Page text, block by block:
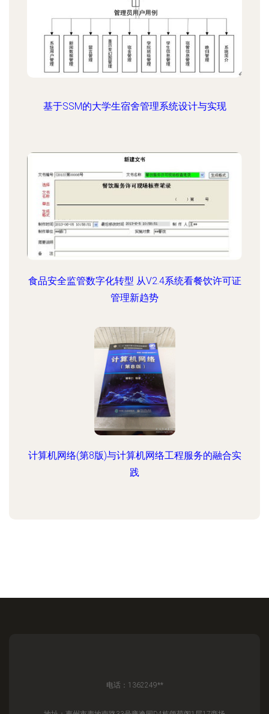
基于SSM的大学生宿舍管理系统设计与实现
食品安全监管数字化转型 从V2.4系统看餐饮许可证
管理新趋势
计算机网络(第8版)与计算机网络工程服务的融合实
践
电话：1362249**